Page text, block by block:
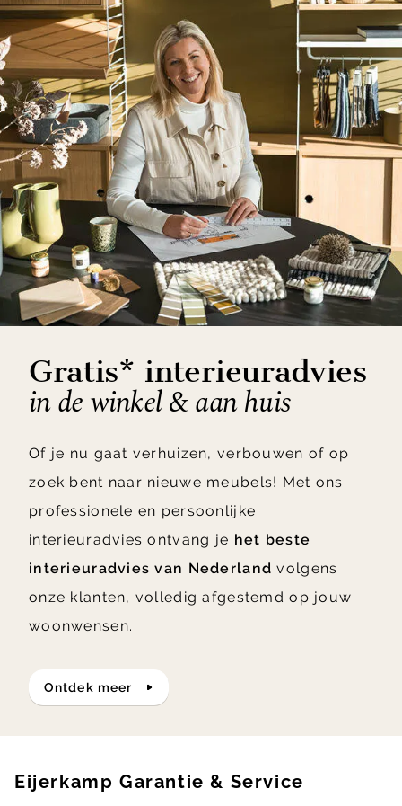
Gratis* interieuradvies
in de winkel & aan huis
Of je nu gaat verhuizen, verbouwen of op
zoek bent naar nieuwe meubels! Met ons
professionele en persoonlijke
interieuradvies ontvang je het beste
interieuradvies van Nederland volgens
onze klanten, volledig afgestemd op jouw
woonwensen.
ontdek meer
Eijerkamp Garantie & Service